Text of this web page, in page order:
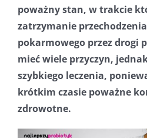
poważny stan, w trakcie
zatrzymanie
pokarmowego przez drogi
mieć wiele przyczyn,
szybkiego leczenia,
krótkim czasie poważne
zdrowotne.